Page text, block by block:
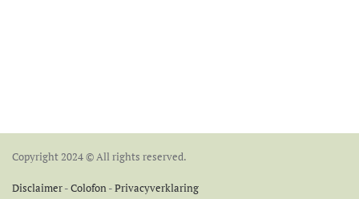
Copyright 2024 © All rights reserved.
Disclaimer-Colofon-Privacyverklaring